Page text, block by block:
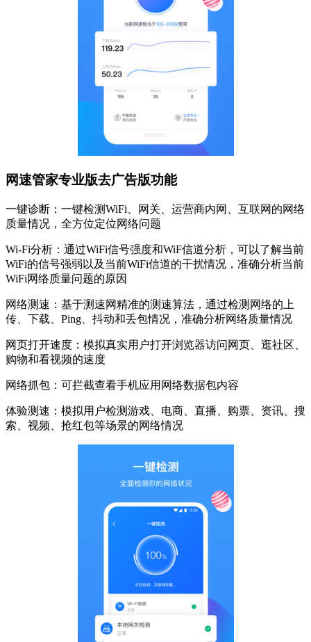
网速管家专业版去广告版功能
一键诊断：一键检测WiFi、网关、运营商内网、互联网的网络
质量情况，全方位定位网络问题
Wi-Fi分析：通过WiFi信号强度和WiF信道分析，可以了解当前
WiFi的信号强弱以及当前WiFi信道的干扰情况，准确分析当前
WiFi网络质量问题的原因
网络测速：基于测速网精准的测速算法，通过检测网络的上
传、下载、Ping、抖动和丢包情况，准确分析网络质量情况
网页打开速度：模拟真实用户打开浏览器访问网页、逛社区、
购物和看视频的速度
网络抓包：可拦截查看手机应用网络数据包内容
体验测速：模拟用户检测游戏、电商、直播、购票、资讯、搜
索、视频、抢红包等场景的网络情况